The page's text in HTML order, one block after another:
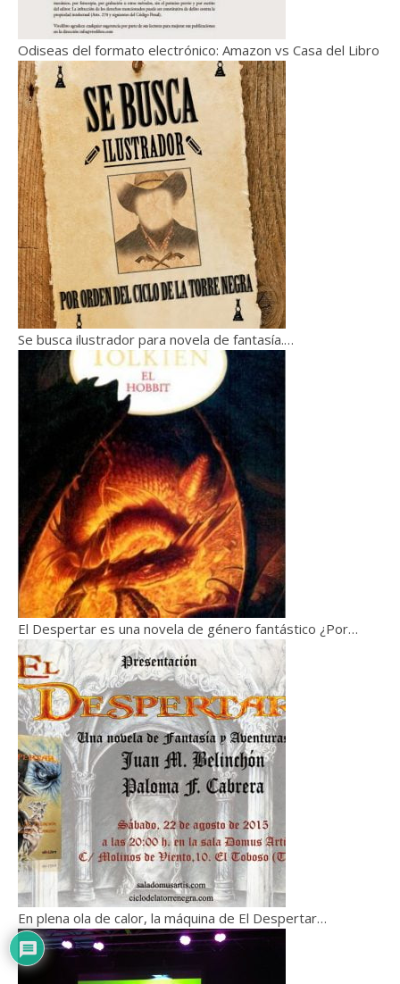
Odiseas del formato electrónico: Amazon vs Casa del Libro
Se busca ilustrador para novela de fantasía.…
El Despertar es una novela de género fantástico ¿Por…
En plena ola de calor, la máquina de El Despertar…